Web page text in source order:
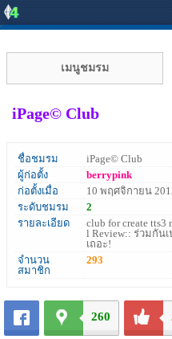
เมนูชมรม
iPage© Club
ชื่อชมรม
iPage© Club
ผู้ก่อตั้ง
berrypink
ก่อตั้งเมื่อ
10 พฤศจิกายน
ระดับชมรม
2
รายละเอียด
club for create tts3
l Review:: ร่วมกัน
เถอะ!
จำนวน
สมาชิก
293
260